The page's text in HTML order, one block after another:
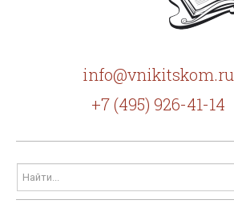
info@vnikitskom.ru
+7 (495) 926-41-14